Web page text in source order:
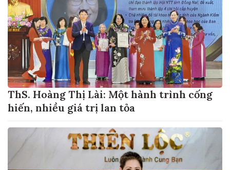
ThS. Hoàng Thị Lài: Một hành trình cống
hiến, nhiều giá trị lan tỏa